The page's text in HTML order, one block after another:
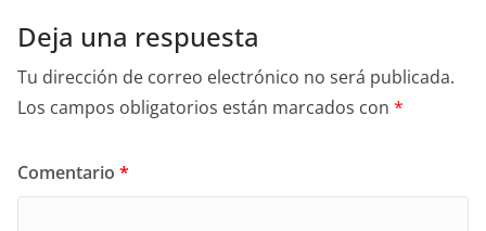
Deja una respuesta
Tu dirección de correo electrónico no será publicada.
Los campos obligatorios están marcados con *
Comentario *